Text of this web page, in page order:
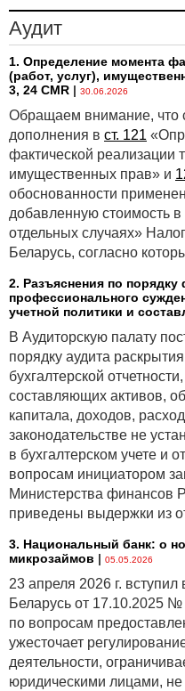
Аудит
1. Определение момента
(работ, услуг),
3, 24 CMR | 30.06.2026
Обращаем внимание, что
дополнения в ст. 121
фактической реализации
имущественных прав» и
обоснованности
добавленную стоимость
отдельных случаях»
Беларусь, согласно
2. Разъяснения по
профессионального
учетной политики и
В Аудиторскую палату
порядку аудита
бухгалтерской
составляющих активов,
капитала, доходов,
законодательстве не
в бухгалтерском учете и
вопросам инициатором
Министерства финансов
приведены выдержки из
3. Национальный банк: о
микрозаймов | 05.05.2026
23 апреля 2026 г. вступил
Беларусь от 17.10.2025
по вопросам
ужесточает
деятельности,
юридическими лицами,